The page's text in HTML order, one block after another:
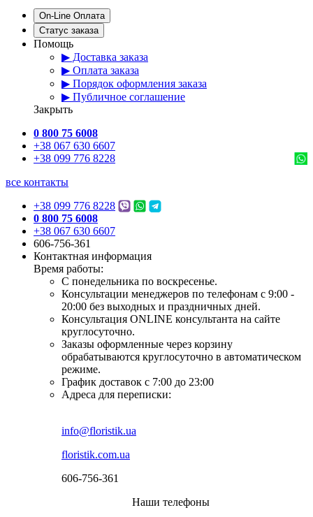
On-Line Оплата
Статус заказа
Помощь
▶ Доставка заказа
▶ Оплата заказа
▶ Порядок оформления заказа
▶ Публичное соглашение
Закрыть
0 800 75 6008
+38 067 630 6607
+38 099 776 8228
все контакты
+38 099 776 8228
0 800 75 6008
+38 067 630 6607
606-756-361
Контактная информация
Время работы:
С понедельника по воскресенье.
Консультации менеджеров по телефонам с 9:00 -
20:00 без выходных и праздничных дней.
Консультация ONLINE консультанта на сайте
круглосуточно.
Заказы оформленные через корзину
обрабатываются круглосуточно в автоматическом
режиме.
График доставок с 7:00 до 23:00
Адреса для переписки:
info@floristik.ua
floristik.com.ua
606-756-361
Наши телефоны